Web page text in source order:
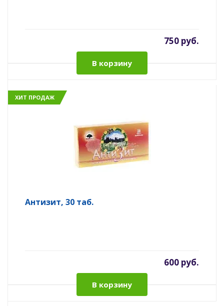
750 руб.
В корзину
ХИТ ПРОДАЖ
Антизит, 30 таб.
600 руб.
В корзину